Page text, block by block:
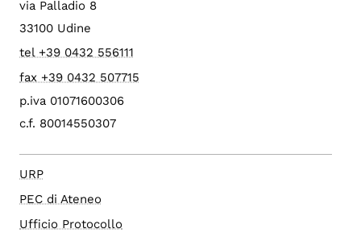
via Palladio 8
33100 Udine
tel +39 0432 556111
fax +39 0432 507715
p.iva 01071600306
c.f. 80014550307
URP
PEC di Ateneo
Ufficio Protocollo